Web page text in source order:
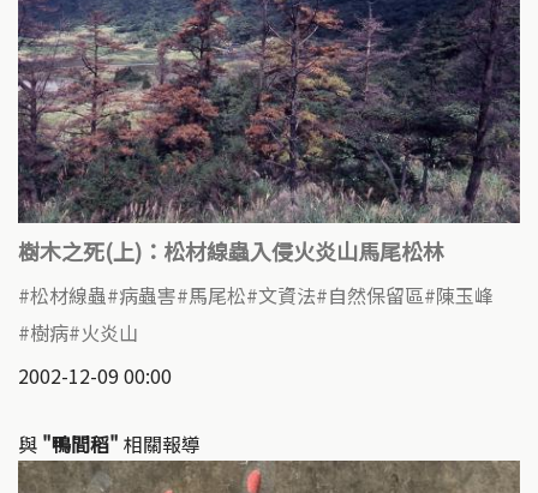
樹木之死(上)：松材線蟲入侵火炎山馬尾松林
松材線蟲 病蟲害 馬尾松 文資法 自然保留區 陳玉峰
樹病 火炎山
2002-12-09 00:00
與 "鴨間稻" 相關報導